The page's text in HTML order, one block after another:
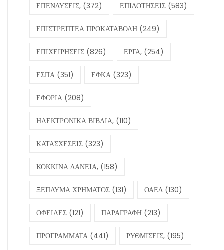
ΕΠΕΝΔΥΣΕΙΣ, (372) ΕΠΙΔΟΤΗΣΕΙΣ (583)
ΕΠΙΣΤΡΕΠΤΕΑ ΠΡΟΚΑΤΑΒΟΛΗ (249)
ΕΠΙΧΕΙΡΗΣΕΙΣ (826) ΕΡΓΑ, (254)
ΕΣΠΑ (351) ΕΦΚΑ (323)
ΕΦΟΡΙΑ (208)
ΗΛΕΚΤΡΟΝΙΚΑ ΒΙΒΛΙΑ, (110)
ΚΑΤΑΣΧΕΣΕΙΣ (323)
ΚΟΚΚΙΝΑ ΔΑΝΕΙΑ, (158)
ΞΕΠΛΥΜΑ ΧΡΗΜΑΤΟΣ (131) ΟΑΕΔ (130)
ΟΦΕΙΛΕΣ (121) ΠΑΡΑΓΡΑΦΗ (213)
ΠΡΟΓΡΑΜΜΑΤΑ (441) ΡΥΘΜΙΣΕΙΣ, (195)